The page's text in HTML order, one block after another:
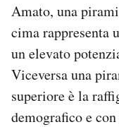
Amato, una
cima rappresenta
un elevato
Viceversa una
superiore è la
demografico e